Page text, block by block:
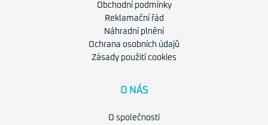
Obchodní podmínky
Reklamační řád
Náhradní plnění
Ochrana osobních údajů
Zásady použití cookies
O NÁS
O společnosti